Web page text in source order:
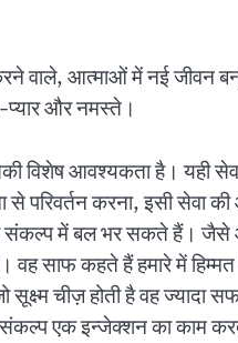
वाले, आत्माओं में नई जीवन
प्यार और नमस्ते।
विशेष आवश्यकता है। यही
से परिवर्तन करना, इसी सेवा
संकल्प में बल भर सकते हैं।
कहते हैं हमारे में हिम्मत
चीज़ होती है वह ज्यादा
एक इन्जेक्शन का काम